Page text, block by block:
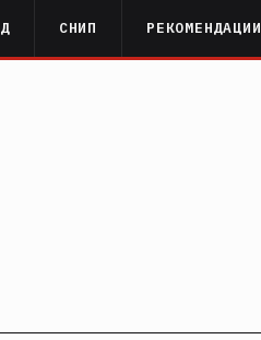
СНИП РЕКОМЕНДАЦИИ